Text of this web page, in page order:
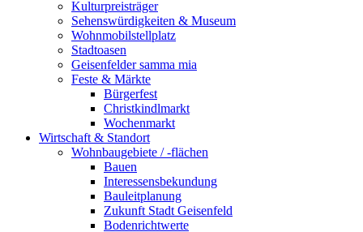
Kulturpreisträger
Sehenswürdigkeiten & Museum
Wohnmobilstellplatz
Stadtoasen
Geisenfelder samma mia
Feste & Märkte
Bürgerfest
Christkindlmarkt
Wochenmarkt
Wirtschaft & Standort
Wohnbaugebiete / -flächen
Bauen
Interessensbekundung
Bauleitplanung
Zukunft Stadt Geisenfeld
Bodenrichtwerte